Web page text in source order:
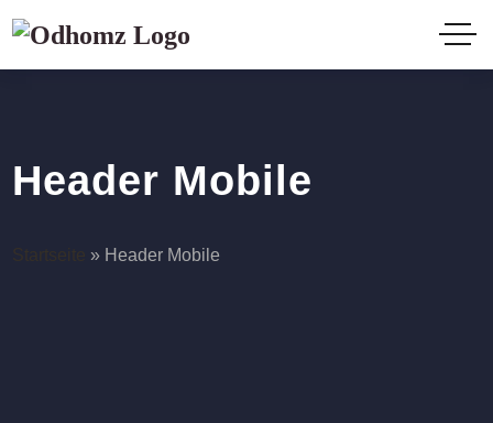
Header Mobile
» Header Mobile